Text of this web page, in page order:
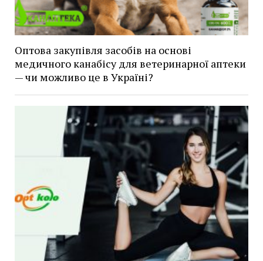
Оптова закупівля засобів на основі
медичного канабісу для ветеринарної аптеки
— чи можливо це в Україні?